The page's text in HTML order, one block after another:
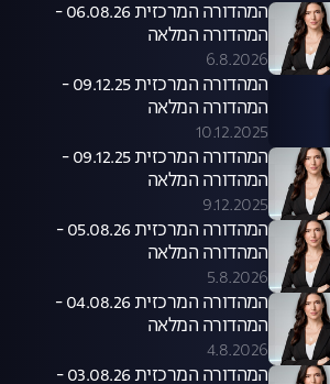
המהדורה המרכזית 06.08.26 -
המהדורה המלאה
6.8.2026
המהדורה המרכזית 09.12.25 -
המהדורה המלאה
10.12.2025
המהדורה המרכזית 09.12.25 -
המהדורה המלאה
9.12.2025
המהדורה המרכזית 05.08.26 -
המהדורה המלאה
5.8.2026
המהדורה המרכזית 04.08.26 -
המהדורה המלאה
4.8.2026
המהדורה המרכזית 03.08.26 -